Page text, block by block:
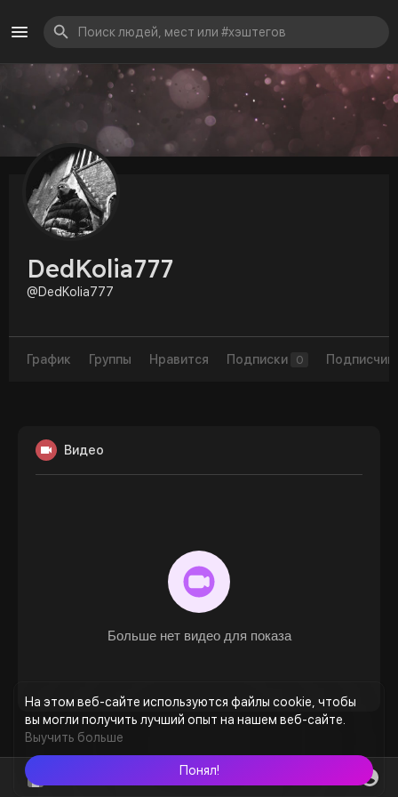
На этом веб-сайте используются файлы cookie, чтобы
вы могли получить лучший опыт на нашем веб-сайте.
Выучить больше
Понял!
DedKolia777
@DedKolia777
График Группы Нравится Подписки 0
Видео
Больше нет видео для показа